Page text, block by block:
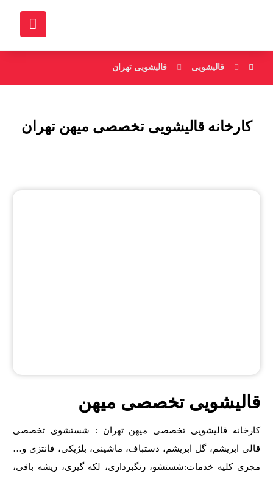
قالیشویی قالیشویی تهران
کارخانه قالیشویی تخصصی میهن تهران
قالیشویی تخصصی میهن
کارخانه قالیشویی تخصصی میهن تهران : شستشوی تخصصی
قالی ابریشم، گل ابریشم، دستباف، ماشینی، بلژیکی، فانتزی و…
مجری کلیه خدمات:شستشو، رنگبرداری، لکه گیری، ریشه بافی،